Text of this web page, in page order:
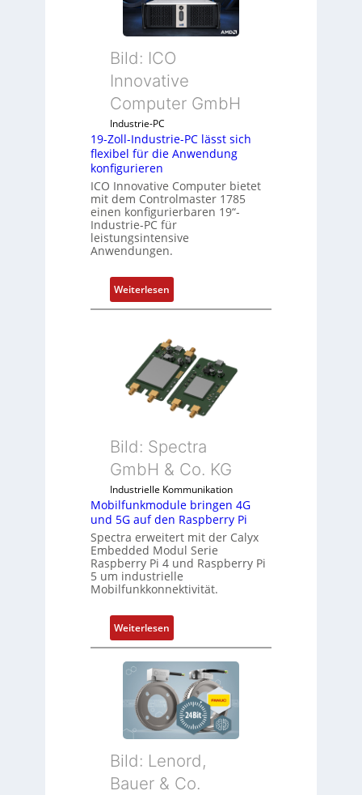
c
a
u
s
g
l
i
c
s
e
l
e
m
e
n
t
m
i
t
S
p
z
i
l
m
m
b
r
n
e
n
Bild: ICO
Innovative
Computer GmbH
Industrie-PC
19-Zoll-Industrie-PC lässt sich
flexibel für die Anwendung
konfigurieren
ICO Innovative Computer bietet
mit dem Controlmaster 1785
einen konfigurierbaren 19“-
Industrie-PC für
leistungsintensive
Anwendungen.
Weiterlesen:
1
-
Z
o
l
l
I
d
u
s
t
r
e
-
C
l
ä
s
s
t
s
c
h
Bild: Spectra
GmbH & Co. KG
Industrielle Kommunikation
Mobilfunkmodule bringen 4G
und 5G auf den Raspberry Pi
Spectra erweitert mit der Calyx
Embedded Modul Serie
Raspberry Pi 4 und Raspberry Pi
5 um industrielle
Mobilfunkkonnektivität.
Weiterlesen:
M
o
b
i
f
n
Bild: Lenord,
Bauer & Co.